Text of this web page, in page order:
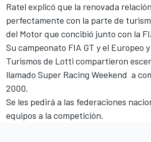
Ratel explicó que la renovada
perfectamente con la parte de
del Motor que concibió junto con la
Su campeonato FIA GT y el Europeo y
Turismos de Lotti compartieron
llamado Super Racing Weekend a
2000.
Se les pedirá a las federaciones
equipos a la competición.